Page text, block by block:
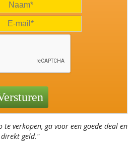
te verkopen, ga voor een goede deal en
direkt geld."